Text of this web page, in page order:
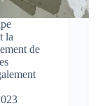
la
de